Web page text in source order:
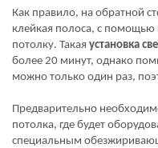
Как правило, на обратной
клейкая полоса, с
потолку. Такая установка
более 20 минут, однако
можно только один раз,
Предварительно
потолка, где будет
специальным